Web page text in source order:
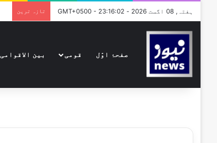
ہفتہ, 08 اگست 2026 - GMT+0500 - 23:16:02 تازہ ترین
صفحۂ اوّل قومی بین الاقوامی